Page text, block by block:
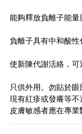
能夠釋放負離子能
負離子具有中和酸
使新陳代謝活絡，
只供外用。勿貼於
現有紅疹或發癢等
皮膚敏感者應在專業